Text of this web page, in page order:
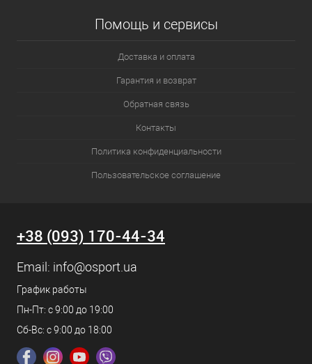
Помощь и сервисы
Доставка и оплата
Гарантия и возврат
Обратная связь
Контакты
Политика конфиденциальности
Пользовательское соглашение
+38 (093) 170-44-34
Email: info@osport.ua
График работы
Пн-Пт: с 9:00 до 19:00
Сб-Вс: с 9:00 до 18:00